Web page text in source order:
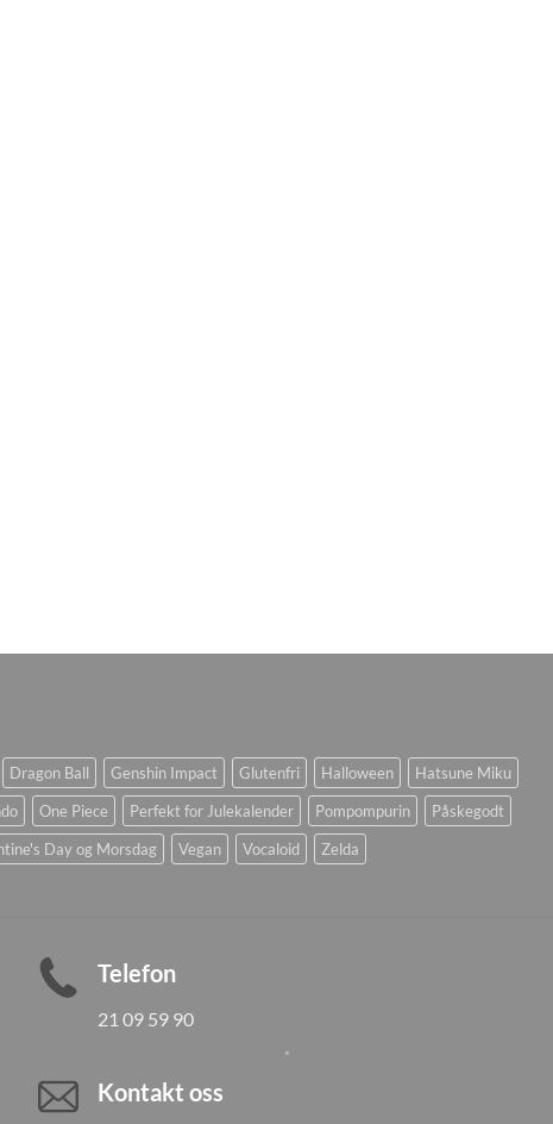
Dragon Ball Genshin Impact Glutenfri Halloween
Hatsune Miku
One Piece Perfekt for Julekalender Pompompurin
Påskegodt
Day og Morsdag Vegan Vocaloid Zelda
Telefon
21 09 59 90
Kontakt oss